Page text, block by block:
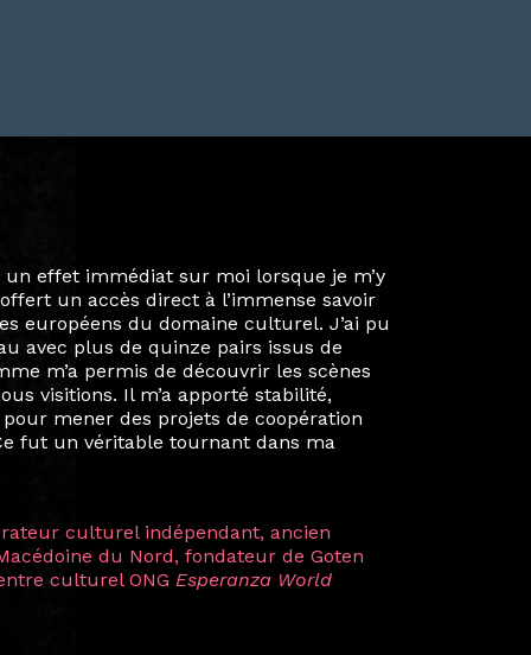
privée et ma vie professionnelle dans les
Durant mon année au sein du Diplôme
réseau européen aussi inattendu que
au-delà de la salle de classe. En
camarades à collaborer sur des projets
de Helsinki à Kuala Lumpur, Langkawi,
ainsi ma vision de curatrice
à travers les disciplines et les
Zuntz — une amitié dont la générosité et
trajectoire et m’ont conduite de
d’une décennie. Aujourd’hui encore,